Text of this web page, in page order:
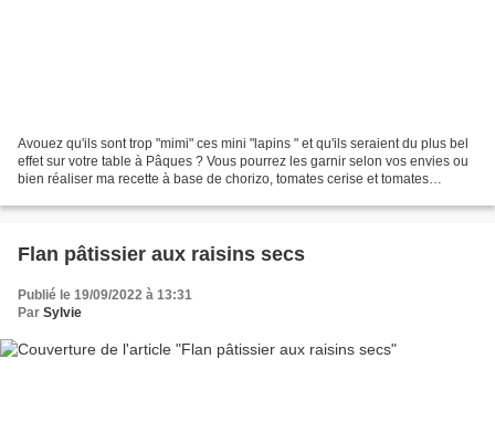
Avouez qu'ils sont trop "mimi" ces mini "lapins " et qu'ils seraient du plus bel
effet sur votre table à Pâques ? Vous pourrez les garnir selon vos envies ou
bien réaliser ma recette à base de chorizo, tomates cerise et tomates
Flan pâtissier aux raisins secs
Publié le 19/09/2022 à 13:31
Par Sylvie